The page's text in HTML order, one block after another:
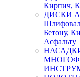
Кирпич,
ДИСКИ
Бетону,
Асфальту